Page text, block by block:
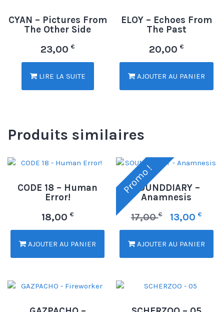
CYAN – Pictures From
The Other Side
23,00 €
LIRE LA SUITE
ELOY – Echoes From
The Past
20,00 €
AJOUTER AU PANIER
Produits similaires
CODE 18 – Human
Error!
18,00 €
AJOUTER AU PANIER
Promo !
SOUNDDIARY –
Anamnesis
17,00€ 13,00 €
AJOUTER AU PANIER